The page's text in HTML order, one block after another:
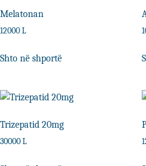
Melatonan
12000 L
Shto në shportë
Trizepatid 20mg
30000 L